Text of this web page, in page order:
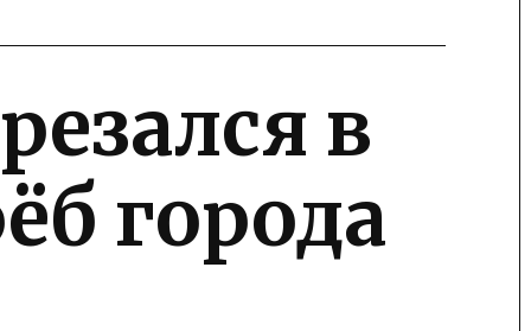
в
города